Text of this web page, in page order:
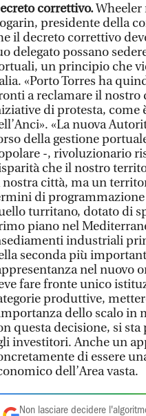
correttivo.Wheeler
presidente della
il decreto correttivo
delegato possano
un principio che
«Porto Torres ha
a reclamare il nostro
di protesta,
«La nuova
della gestione
-, rivoluzionario
che il nostro
nostra città, ma un
di
turritano, dotato di
piano nel
industriali
seconda più
nel nuovo
fare fronte unico
produttive,
dello scalo in
questa decisione, si
investitori. Anche un
di essere
dell’Area vasta.
Non lasciare decidere